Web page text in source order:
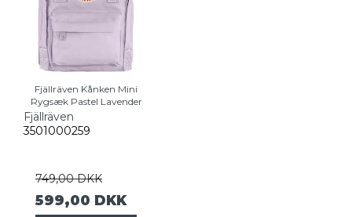
Fjällräven Kånken Mini
Rygsæk Pastel Lavender
Fjällräven
3501000259
749,00 DKK
599,00 DKK